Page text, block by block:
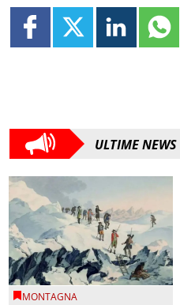
ULTIME NEWS
MONTAGNA